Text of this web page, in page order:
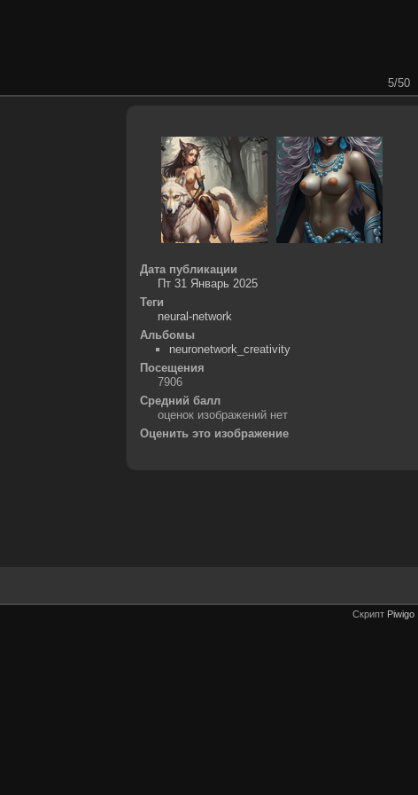
5/50
Дата публикации
Пт 31 Январь 2025
Теги
neural-network
Альбомы
neuronetwork_creativity
Посещения
7906
Средний балл
оценок изображений нет
Оценить это изображение
Скрипт Piwigo